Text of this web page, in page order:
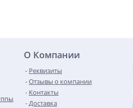
О Компании
Реквизиты
Отзывы о компании
Контакты
Доставка